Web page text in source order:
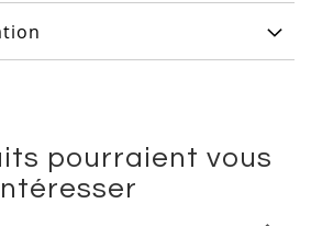
pourraient vous